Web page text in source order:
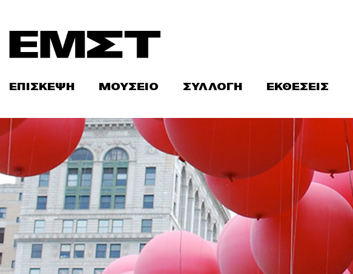
content
ΕΠΙΣΚΕΨΗ ΜΟΥΣΕΙΟ ΣΥΛΛΟΓΗ ΕΚΘΕΣΕΙΣ